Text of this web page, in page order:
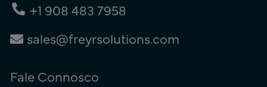
+1 908 483 7958
sales@freyrsolutions.com
Fale Connosco